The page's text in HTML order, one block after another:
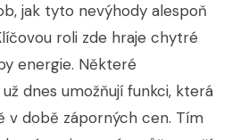
jak tyto nevýhody alespoň
roli zde hraje chytré
energie. Některé
dnes umožňují funkci, která
v době záporných cen. Tím